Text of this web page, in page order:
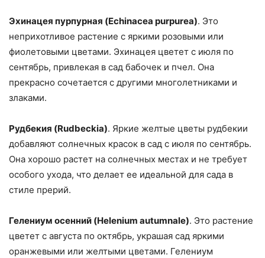
Эхинацея пурпурная (Echinacea purpurea). Это
неприхотливое растение с яркими розовыми или
фиолетовыми цветами. Эхинацея цветет с июля по
сентябрь, привлекая в сад бабочек и пчел. Она
прекрасно сочетается с другими многолетниками и
злаками.
Рудбекия (Rudbeckia). Яркие желтые цветы рудбекии
добавляют солнечных красок в сад с июля по сентябрь.
Она хорошо растет на солнечных местах и не требует
особого ухода, что делает ее идеальной для сада в
стиле прерий.
Гелениум осенний (Helenium autumnale). Это растение
цветет с августа по октябрь, украшая сад яркими
оранжевыми или желтыми цветами. Гелениум